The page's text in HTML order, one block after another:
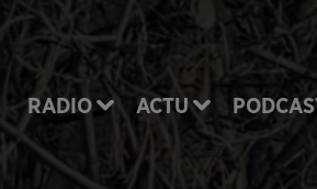
RADIO ACTU